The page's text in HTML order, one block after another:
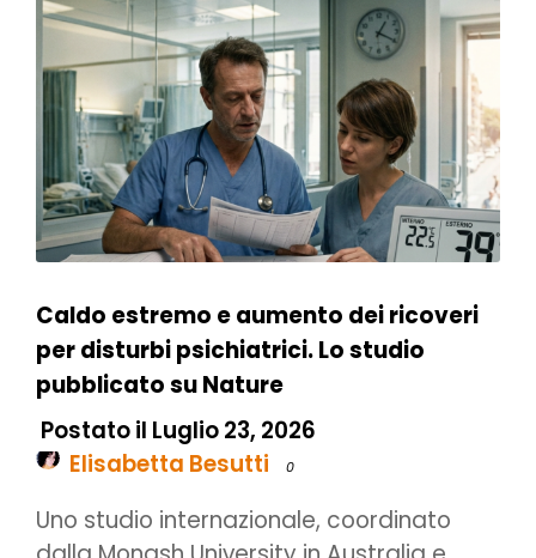
Caldo estremo e aumento dei ricoveri
per disturbi psichiatrici. Lo studio
pubblicato su Nature
Postato il Luglio 23, 2026
Elisabetta Besutti
0
Uno studio internazionale, coordinato